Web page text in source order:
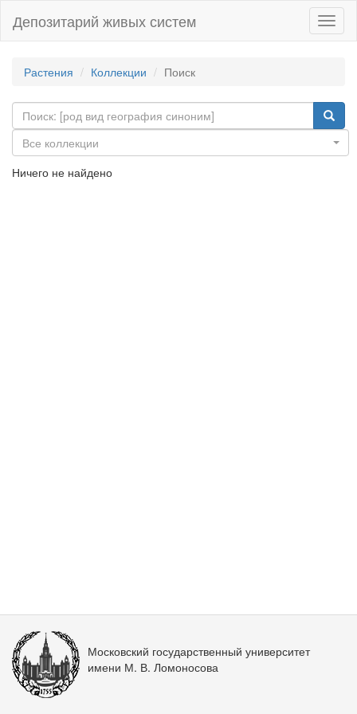
Депозитарий живых систем
Растения Коллекции Поиск
Все коллекции
Ничего не найдено
Московский государственный университет
имени М. В. Ломоносова